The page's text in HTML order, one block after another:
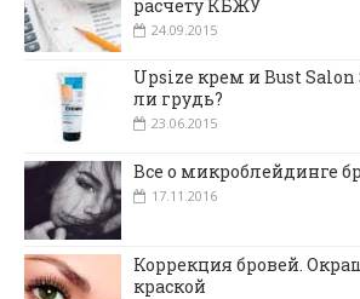
расчету КБЖУ
24.09.2015
Upsize крем и Bust Salon
ли грудь?
23.06.2015
Все о микроблейдинге
17.11.2016
Коррекция бровей.
краской